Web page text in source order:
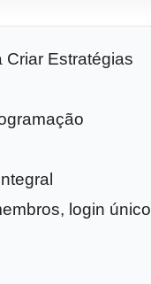
Criar Estratégias
login único